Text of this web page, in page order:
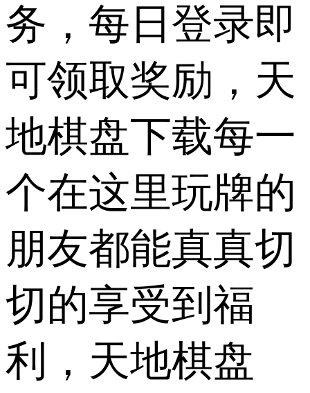
务，每日登录即
可领取奖励，天
地棋盘下载每一
个在这里玩牌的
朋友都能真真切
切的享受到福
利，天地棋盘